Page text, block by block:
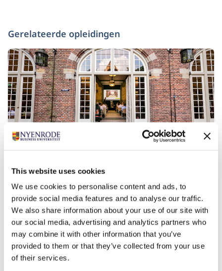
This website uses cookies
We use cookies to personalise content and ads, to
provide social media features and to analyse our traffic.
We also share information about your use of our site with
our social media, advertising and analytics partners who
may combine it with other information that you’ve
provided to them or that they’ve collected from your use
of their services.
Gerelateerde opleidingen
Blended class Strategic Brand
Management
Startdatum:
1 oktober 2026
Taal:
Nederlands
Locatie:
Breukelen
Online